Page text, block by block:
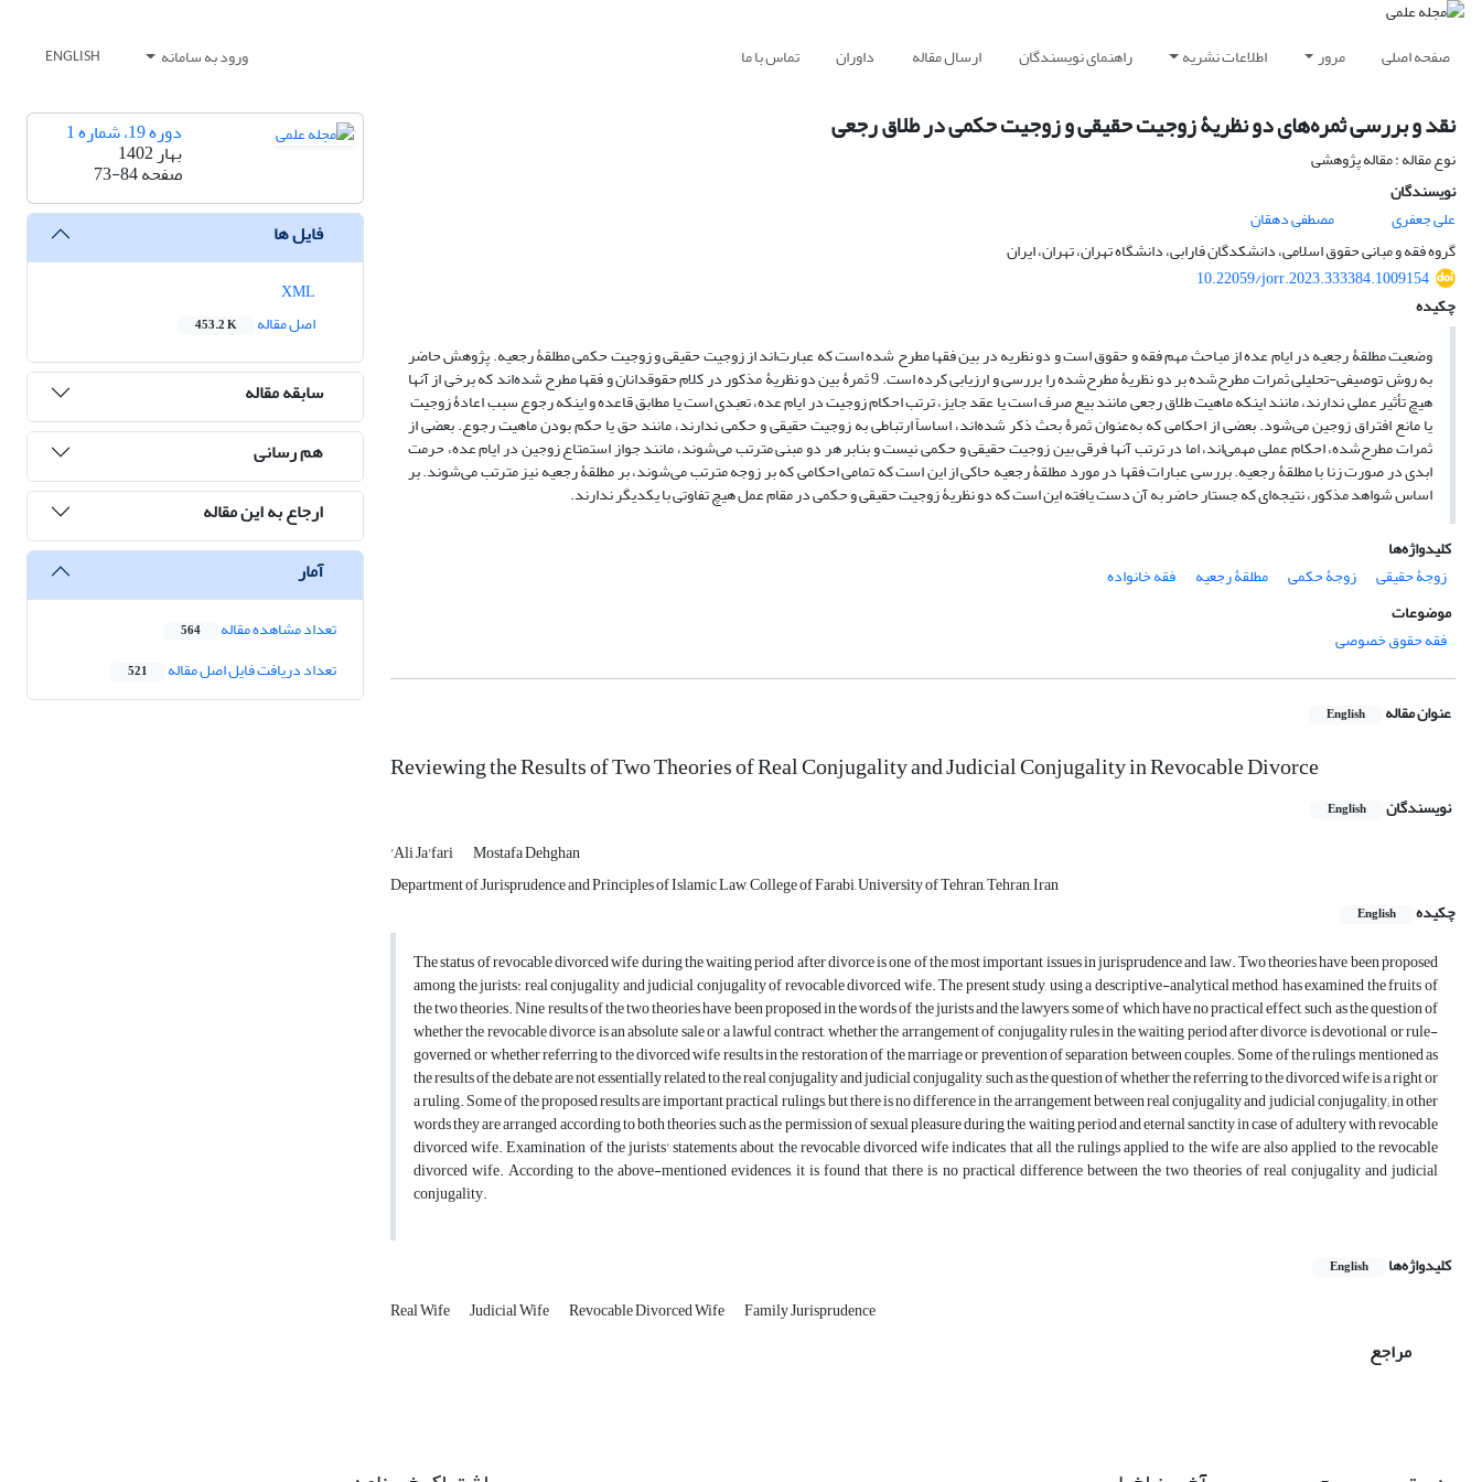
صفحه اصلی مرور اطلاعات نشریه راهنمای نویسندگان ارسال مقاله داوران تماس با ما ورود به سامانه ENGLISH
نقد و بررسی ثمره‌های دو نظریۀ زوجیت حقیقی و زوجیت حکمی در طلاق رجعی
نوع مقاله : مقاله پژوهشی
نویسندگان
علی جعفری
مصطفی دهقان
گروه فقه و مبانی حقوق اسلامی، دانشکدگان فارابی، دانشگاه تهران، تهران، ایران
10.22059/jorr.2023.333384.1009154
چکیده
وضعیت مطلقۀ رجعیه در ایام عده از مباحث مهم فقه و حقوق است و دو نظریه در بین فقها مطرح شده است که عبارت‌اند از زوجیت حقیقی و زوجیت حکمی مطلقۀ رجعیه. پژوهش حاضر
به روش توصیفی-تحلیلی ثمرات مطرح‌شده بر دو نظریۀ مطرح‌شده را بررسی و ارزیابی کرده است. 9 ثمرۀ بین دو نظریۀ مذکور در کلام حقوقدانان و فقها مطرح شده‌اند که برخی از آنها
هیچ تأثیر عملی ندارند، مانند اینکه ماهیت طلاق رجعی مانند بیع صرف است یا عقد جایز، ترتب احکام زوجیت در ایام عده، تعبدی است یا مطابق قاعده و اینکه رجوع سبب اعادۀ زوجیت
یا مانع افتراق زوجین می‌شود. بعضی از احکامی که به‌عنوان ثمرۀ بحث ذکر شده‌اند، اساساً ارتباطی به زوجیت حقیقی و حکمی ندارند، مانند حق یا حکم بودن ماهیت رجوع. بعضی از
ثمرات مطرح‌شده، احکام عملی مهمی‌اند، اما در ترتب آنها فرقی بین زوجیت حقیقی و حکمی نیست و بنابر هر دو مبنی مترتب می‌شوند، مانند جواز استمتاع زوجین در ایام عده، حرمت
ابدی در صورت زنا با مطلقۀ رجعیه. بررسی عبارات فقها در مورد مطلقۀ رجعیه حاکی از این است که تمامی احکامی که بر زوجه مترتب می‌شوند، بر مطلقۀ رجعیه نیز مترتب می‌شوند. بر
اساس شواهد مذکور، نتیجه‌ای که جستار حاضر به آن دست یافته این است که دو نظریۀ زوجیت حقیقی و حکمی در مقام عمل هیچ تفاوتی با یکدیگر ندارند.
کلیدواژه‌ها
زوجۀ حقیقی
زوجۀ حکمی مطلقۀ رجعیه
فقه خانواده
موضوعات
فقه حقوق خصوصی
عنوان مقاله English
Reviewing the Results of Two Theories of Real Conjugality and Judicial Conjugality in Revocable Divorce
نویسندگان English
'Ali Ja'fari
Mostafa Dehghan
Department of Jurisprudence and Principles of Islamic Law, College of Farabi, University of Tehran, Tehran, Iran
چکیده
English
The status of revocable divorced wife during the waiting period after divorce is one of the most important issues in jurisprudence and law. Two theories have been proposed
among the jurists: real conjugality and judicial conjugality of revocable divorced wife. The present study, using a descriptive-analytical method, has examined the fruits of
the two theories. Nine results of the two theories have been proposed in the words of the jurists and the lawyers, some of which have no practical effect, such as the question of
whether the revocable divorce is an absolute sale or a lawful contract, whether the arrangement of conjugality rules in the waiting period after divorce is devotional or rule-
governed, or whether referring to the divorced wife results in the restoration of the marriage or prevention of separation between couples. Some of the rulings mentioned as
the results of the debate are not essentially related to the real conjugality and judicial conjugality, such as the question of whether the referring to the divorced wife is a right or
a ruling. Some of the proposed results are important practical rulings, but there is no difference in the arrangement between real conjugality and judicial conjugality; in other
words they are arranged according to both theories, such as the permission of sexual pleasure during the waiting period and eternal sanctity in case of adultery with revocable
divorced wife. Examination of the jurists' statements about the revocable divorced wife indicates that all the rulings applied to the wife are also applied to the revocable
divorced wife. According to the above-mentioned evidences, it is found that there is no practical difference between the two theories of real conjugality and judicial
conjugality.
کلیدواژه‌ها English
Real Wife Judicial Wife Revocable Divorced Wife Family Jurisprudence
مراجع
دوره 19، شماره 1
بهار 1402
صفحه73-84
فایل ها
اصل مقاله
453.2 K
سابقه مقاله
هم رسانی
ارجاع به این مقاله
آمار
تعداد مشاهده مقاله 564
تعداد دریافت فایل اصل مقاله 521